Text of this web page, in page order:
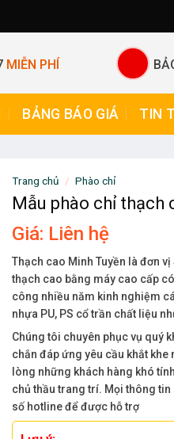
MIỄN PHÍ
BẢNG BÁO GIÁ TIN
Trang chủ / Phào chỉ
Mẫu phào chỉ thạch
Giá: Liên hệ
Thạch cao Minh Tuyền là đơn
thạch cao bằng máy cao cấp
công nhiều năm kinh nghiệm
nhựa PU, PS cổ trần chất liệu
Chúng tôi chuyên phục vụ quý
chắn đáp ứng yêu cầu khắt
lòng những khách hàng khó
chủ thầu trang trí. Mọi thông
số hotline để được hỗ trợ